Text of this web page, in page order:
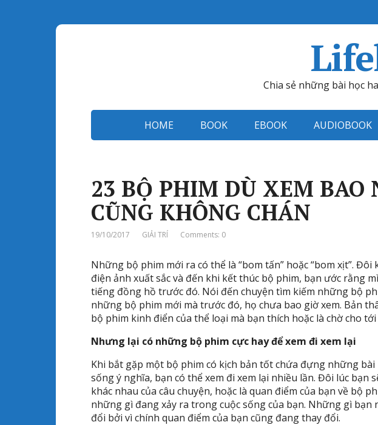
Chia sẻ những bài học
HOME BOOK EBOOK AUDIOBOOK
23 BỘ PHIM DÙ XEM BAO
CŨNG KHÔNG CHÁN
19/10/2017 GIẢI TRÍ Comments: 0
Những bộ phim mới ra có thể là “bom tấn” hoặc “bom xịt”.
điện ảnh xuất sắc và đến khi kết thúc bộ phim, bạn ước rằng
tiếng đồng hồ trước đó. Nói đến chuyện tìm kiếm những bộ
những bộ phim mới mà trước đó, họ chưa bao giờ xem. Bản
bộ phim kinh điển của thể loại mà bạn thích hoặc là chờ cho
Nhưng lại có những bộ phim cực hay để xem đi xem lại
Khi bắt gặp một bộ phim có kịch bản tốt chứa đựng những bài
sống ý nghĩa, bạn có thể xem đi xem lại nhiều lần. Đôi lúc bạn
khác nhau của câu chuyện, hoặc là quan điểm của bạn về bộ
những gì đang xảy ra trong cuộc sống của bạn. Những gì
đổi bởi vì chính quan điểm của bạn cũng đang thay đổi.